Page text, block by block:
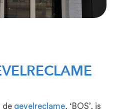
de gevelreclame, ‘BOS’, is